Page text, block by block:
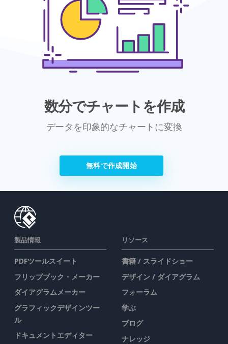
数分でチャートを作成
データを印象的なチャートに変換
無料で作成開始
製品情報
PDFツールスイート
フリップブック・メーカー
ダイアグラムメーカー
グラフィックデザインツー
ル
ドキュメントエディター
リソース
書籍 / スライドショー
デザイン / ダイアグラム
フォーラム
学ぶ
ブログ
ナレッジ